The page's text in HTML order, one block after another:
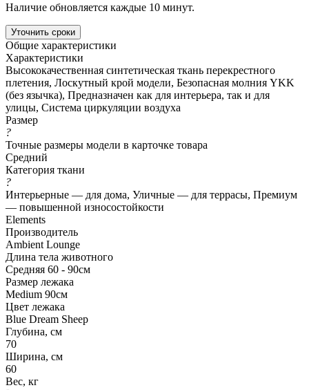
Наличие обновляется каждые 10 минут.
Уточнить сроки
Общие характеристики
Характеристики
Высококачественная синтетическая ткань перекрестного
плетения, Лоскутный крой модели, Безопасная молния YKK
(без язычка), Предназначен как для интерьера, так и для
улицы, Система циркуляции воздуха
Размер
?
Точные размеры модели в карточке товара
Средний
Категория ткани
?
Интерьерные — для дома, Уличные — для террасы, Премиум
— повышенной износостойкости
Elements
Производитель
Ambient Lounge
Длина тела животного
Средняя 60 - 90см
Размер лежака
Medium 90см
Цвет лежака
Blue Dream Sheep
Глубина, см
70
Ширина, см
60
Вес, кг